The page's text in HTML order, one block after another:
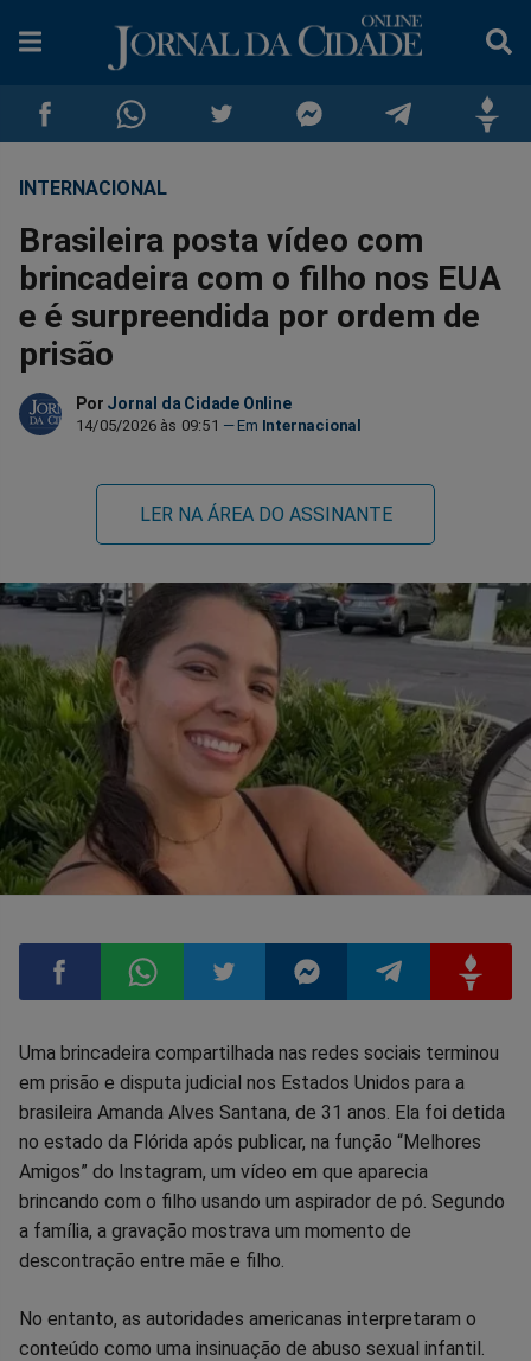
Compartilhar
no
Facebook
Compartilhar
no
Whatsapp
no
Twitter
no
Messenger
no
Telegram
no
Gettr
INTERNACIONAL
Brasileira posta vídeo com
brincadeira com o filho nos EUA
e é surpreendida por ordem de
prisão
Por Jornal da Cidade Online
14/05/2026 às 09:51 Internacional
LER NA ÁREA DO ASSINANTE
Compartilhar
no
Facebook
Compartilhar
no
Whatsapp
Compartilhar
no
Twitter
Compartilhar
no
Messenger
Compartilhar
no
Telegram
no
Uma brincadeira compartilhada nas redes sociais terminou
em prisão e disputa judicial nos Estados Unidos para a
brasileira Amanda Alves Santana, de 31 anos. Ela foi detida
no estado da Flórida após publicar, na função “Melhores
Amigos” do Instagram, um vídeo em que aparecia
brincando com o filho usando um aspirador de pó. Segundo
a família, a gravação mostrava um momento de
descontração entre mãe e filho.
No entanto, as autoridades americanas interpretaram o
conteúdo como uma insinuação de abuso sexual infantil.